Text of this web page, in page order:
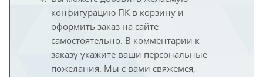
конфигурацию ПК в корзину и
оформить заказ на сайте
самостоятельно. В комментарии к
заказу укажите ваши персональные
пожелания. Мы с вами свяжемся,